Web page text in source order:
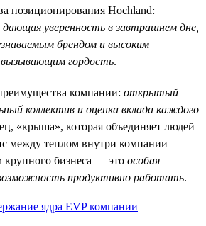
позиционирования Hochland:
дающая уверенность в завтрашнем дне,
брендом и высоким
гордость.
компании: открытый
коллектив и оценка вклада каждого
«крыша», которая объединяет людей
между теплом внутри компании
крупного бизнеса — это особая
продуктивно работать.